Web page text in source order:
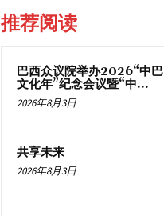
推荐阅读
巴西众议院举办2026“中巴
文化年”纪念会议暨“中...
2026年8月3日
共享未来
2026年8月3日